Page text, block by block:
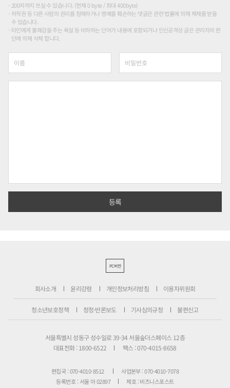
200자까지 쓰실 수 있습니다. (현재 0 byte / 최대 400byte)
저작권 등 다른 사람의 권리를 침해하거나 명예를 훼손하는 댓글은 관련 법률에 의해 제재를 받을
수 있습니다.
타인에게 불쾌감을 주는 욕설 등 비하하는 단어가 내용에 포함되거나 인신공격성 글은 관리자의 판
단에 의해 삭제 합니다.
PC버전
회사소개 윤리강령 개인정보처리방침 이용자위원회
청소년보호정책 정정·반론보도 기사심의규정 불편신고
서울특별시 성동구 성수일로 39-34 서울숲더스페이스 12층
대표전화 : 1800-6522
팩스 : 070-4015-8658
편집국 : 070-4010-8512
사업본부 : 070-4010-7078
등록번호 : 서울 아 02897
제호 : 비즈니스포스트